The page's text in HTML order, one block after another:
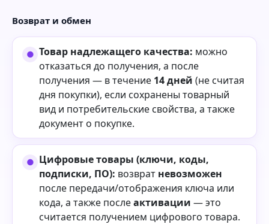
Возврат и обмен
Товар надлежащего качества: можно
отказаться до получения, а после
получения — в течение 14 дней (не считая
дня покупки), если сохранены товарный
вид и потребительские свойства, а также
документ о покупке.
Цифровые товары (ключи, коды,
подписки, ПО): возврат невозможен
после передачи/отображения ключа или
кода, а также послеактивации — это
считается получением цифрового товара.